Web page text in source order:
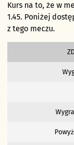
Kurs na to, że w
1.45. Poniżej
z tego meczu.